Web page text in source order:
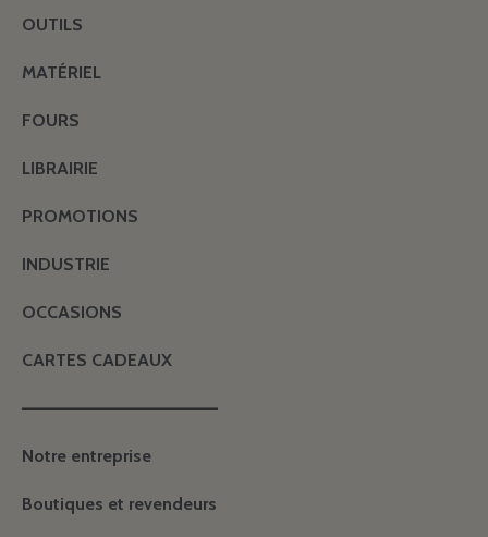
OUTILS
MATÉRIEL
FOURS
LIBRAIRIE
PROMOTIONS
INDUSTRIE
OCCASIONS
CARTES CADEAUX
———————————————
Notre entreprise
Boutiques et revendeurs